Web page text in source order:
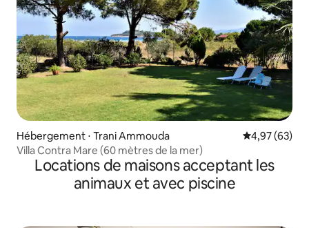
Hébergement ⋅ Trani Ammouda Évaluation
4,97 (63)
Villa Contra Mare (60 mètres de la mer)
Locations de maisons acceptant les
animaux et avec piscine